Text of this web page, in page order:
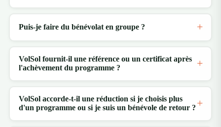
Puis-je faire du bénévolat en groupe ?
VolSol fournit-il une référence ou un certificat après
l'achèvement du programme ?
VolSol accorde-t-il une réduction si je choisis plus
d'un programme ou si je suis un bénévole de retour ?